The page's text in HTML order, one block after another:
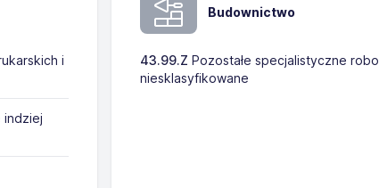
i
indziej
Budownictwo
43.99.Z Pozostałe specjalistyczne
niesklasyfikowane